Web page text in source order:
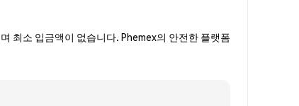
최소 입금액이 없습니다. Phemex의 안전한 플랫폼